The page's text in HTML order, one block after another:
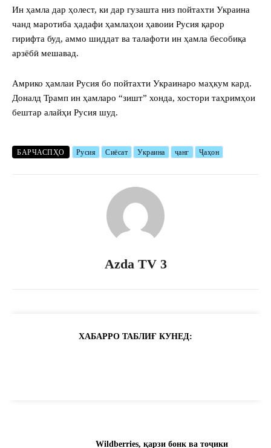
Ин ҳамла дар ҳолест, ки дар гузашта низ пойтахти Украина
чанд маротиба ҳадафи ҳамлаҳои ҳавоии Русия қарор
гирифта буд, аммо шиддат ва талафоти ин ҳамла бесобиқа
арзёбӣ мешавад.
Амрико ҳамлаи Русия бо пойтахти Украинаро маҳкум кард.
Доналд Трамп ин ҳамларо “зишт” хонда, хостори таҳримҳои
бештар алайҳи Русия шуд.
БАРЧАСПҲО Русия Сиёсат Украина ҷанг Ҷаҳон
Azda TV 3
ХАБАРРО ТАБЛИҒ КУНЕД:
Wildberries, қарзи бонк ва тоҷики